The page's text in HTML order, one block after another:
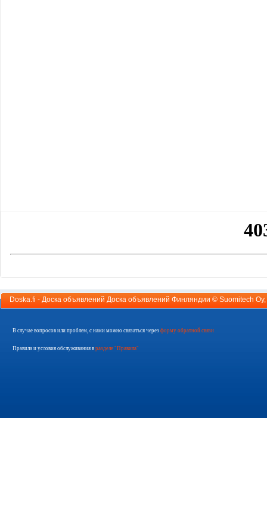
Doska.fi - Доска объявлений Доска объявлений Финляндии © Suomitech Oy
В случае вопросов или проблем, с нами можно связаться через форму обратной связи
Правила и условия обслуживания в разделе "Правила"